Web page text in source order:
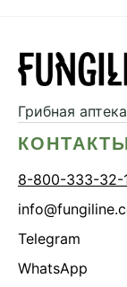
Грибная аптека
8-800-333-32-
Telegram
WhatsApp